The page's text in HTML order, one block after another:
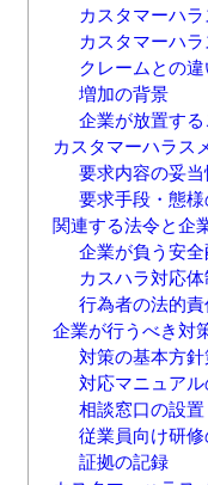
カスタマーハ
カスタマーハ
クレームとの違
増加の背景
企業が放置す
カスタマーハラス
要求内容の妥当
要求手段・態
関連する法令と企
企業が負う安
カスハラ対応
行為者の法的責
企業が行うべき対
対策の基本方
対応マニュア
相談窓口の設置
従業員向け研
証拠の記録